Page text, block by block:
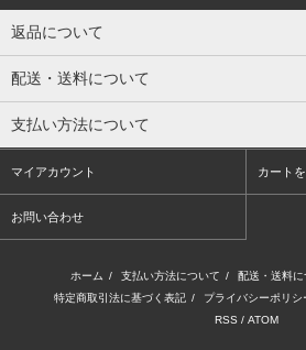
返品について
配送・送料について
支払い方法について
マイアカウント カート
お問い合わせ
ホーム / 支払い方法について / 配送・送料に
特定商取引法に基づく表記 / プライバシーポリシ
RSS / ATOM